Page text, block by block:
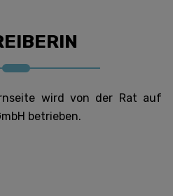
wird von der Rat auf
betrieben.